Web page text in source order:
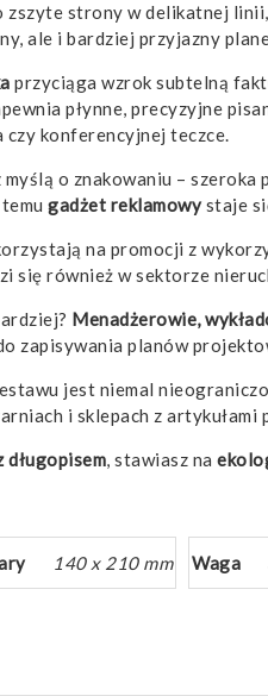
zszyte strony w delikatnej
ale i bardziej przyjazny
przyciąga wzrok subtelną
płynne, precyzyjne
konferencyjnej teczce.
o znakowaniu –
gadżet reklamowystaje
na promocji z
się również w sektorze
Menadżerowie,
zapisywania planów
jest niemal
i sklepach z
długopisem, stawiasz na
140 x 210 mm Waga